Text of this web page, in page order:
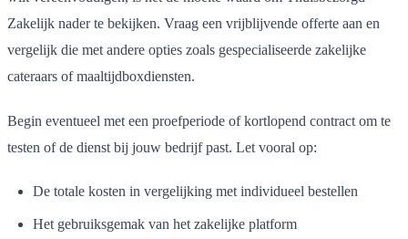
Zakelijk nader te bekijken. Vraag een vrijblijvende offerte aan en
vergelijk die met andere opties zoals gespecialiseerde zakelijke
cateraars of maaltijdboxdiensten.
Begin eventueel met een proefperiode of kortlopend contract om te
testen of de dienst bij jouw bedrijf past. Let vooral op:
De totale kosten in vergelijking met individueel bestellen
Het gebruiksgemak van het zakelijke platform